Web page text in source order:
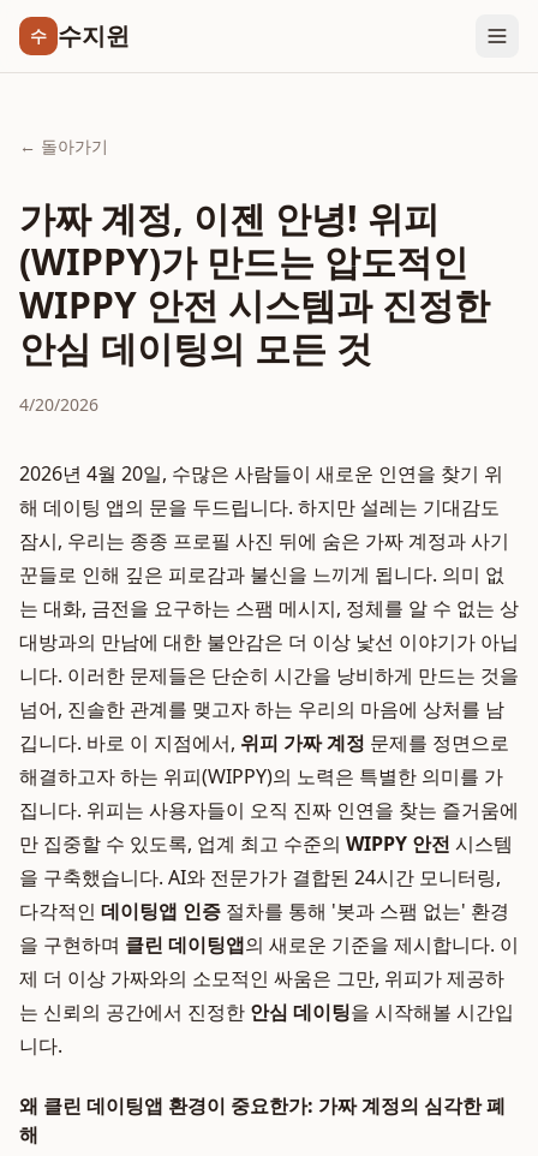
수 수지윈
← 돌아가기
가짜 계정, 이젠 안녕! 위피
(WIPPY)가 만드는 압도적인
WIPPY 안전 시스템과 진정한
안심 데이팅의 모든 것
4/20/2026
2026년 4월 20일, 수많은 사람들이 새로운 인연을 찾기 위
해 데이팅 앱의 문을 두드립니다. 하지만 설레는 기대감도
잠시, 우리는 종종 프로필 사진 뒤에 숨은 가짜 계정과 사기
꾼들로 인해 깊은 피로감과 불신을 느끼게 됩니다. 의미 없
는 대화, 금전을 요구하는 스팸 메시지, 정체를 알 수 없는 상
대방과의 만남에 대한 불안감은 더 이상 낯선 이야기가 아닙
니다. 이러한 문제들은 단순히 시간을 낭비하게 만드는 것을
넘어, 진솔한 관계를 맺고자 하는 우리의 마음에 상처를 남
깁니다. 바로 이 지점에서, 위피 가짜 계정 문제를 정면으로
해결하고자 하는 위피(WIPPY)의 노력은 특별한 의미를 가
집니다. 위피는 사용자들이 오직 진짜 인연을 찾는 즐거움에
만 집중할 수 있도록, 업계 최고 수준의 WIPPY 안전 시스템
을 구축했습니다. AI와 전문가가 결합된 24시간 모니터링,
다각적인 데이팅앱 인증 절차를 통해 '봇과 스팸 없는' 환경
을 구현하며 클린 데이팅앱의 새로운 기준을 제시합니다. 이
제 더 이상 가짜와의 소모적인 싸움은 그만, 위피가 제공하
는 신뢰의 공간에서 진정한 안심 데이팅을 시작해볼 시간입
니다.
왜 클린 데이팅앱 환경이 중요한가: 가짜 계정의 심각한 폐
해